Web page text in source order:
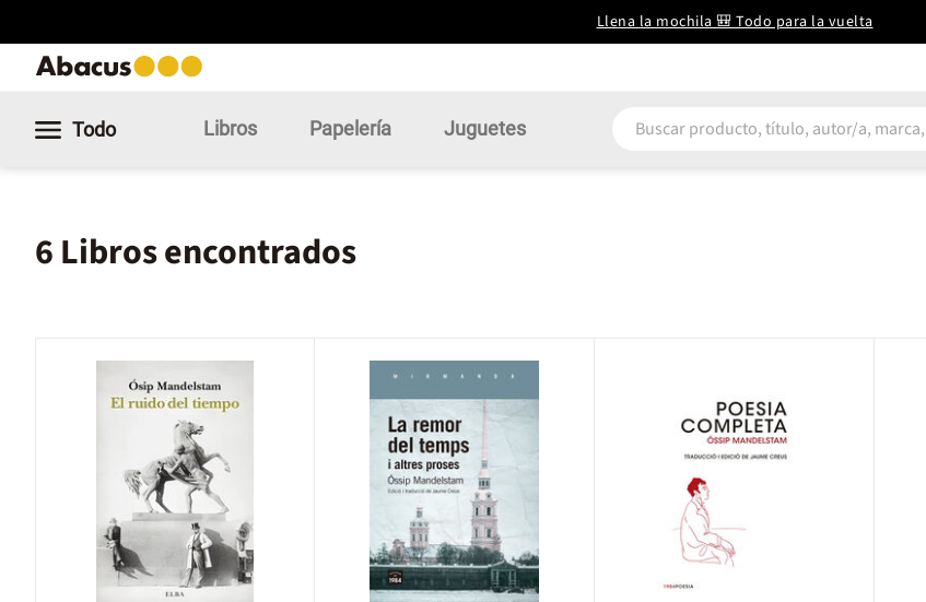
Llena la mochila 🎒 Todo para la vuelta
Todo Libros Papelería Juguetes
6 Libros encontrados